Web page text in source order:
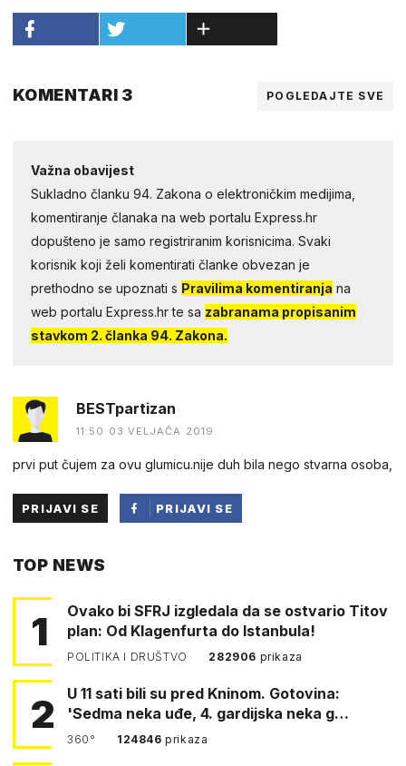
KOMENTARI 3 POGLEDAJTE SVE
Važna obavijest
Sukladno članku 94. Zakona o elektroničkim medijima,
komentiranje članaka na web portalu Express.hr
dopušteno je samo registriranim korisnicima. Svaki
korisnik koji želi komentirati članke obvezan je
prethodno se upoznati s Pravilima komentiranja na
web portalu Express.hr te sa zabranama propisanim
stavkom 2. članka 94. Zakona.
BESTpartizan
11:50 03.VELJAČA 2019.
prvi put čujem za ovu glumicu.nije duh bila nego stvarna osoba,
PRIJAVI SE
PRIJAVI SE
TOP NEWS
1
Ovako bi SFRJ izgledala da se ostvario Titov
plan: Od Klagenfurta do Istanbula!
POLITIKA I DRUŠTVO 282906 prikaza
2
U 11 sati bili su pred Kninom. Gotovina:
'Sedma neka uđe, 4. gardijska neka g…
360° 124846prikaza